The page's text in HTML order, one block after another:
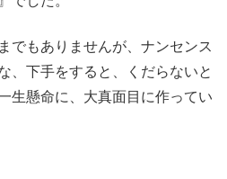
でもありませんが、ナンセンス
、下手をすると、くだらないと
生懸命に、大真面目に作ってい